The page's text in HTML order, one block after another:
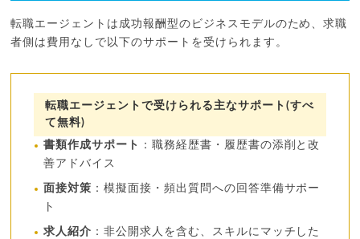
転職エージェントは成功報酬型のビジネスモデルのため、求職
者側は費用なしで以下のサポートを受けられます。
転職エージェントで受けられる主なサポート(すべ
て無料)
書類作成サポート
：職務経歴書・履歴書の添削と改
善アドバイス
面接対策 ：模擬面接・頻出質問への回答準備サポー
ト
求人紹介 ：非公開求人を含む、スキルにマッチした